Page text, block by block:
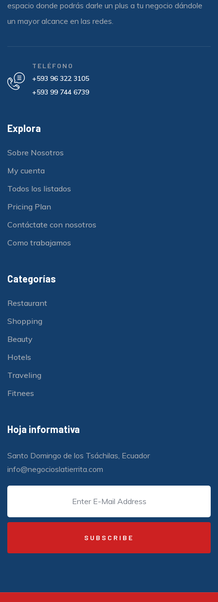
espacio donde podrás darle un plus a tu negocio dándole
un mayor alcance en las redes.
TELÉFONO
+593 96 322 3105
+593 99 744 6739
Explora
Sobre Nosotros
My cuenta
Todos los listados
Pricing Plan
Contáctate con nosotros
Como trabajamos
Categorías
Restaurant
Shopping
Beauty
Hotels
Traveling
Fitnees
Hoja informativa
Santo Domingo de los Tsáchilas, Ecuador
info@negocioslatierrita.com